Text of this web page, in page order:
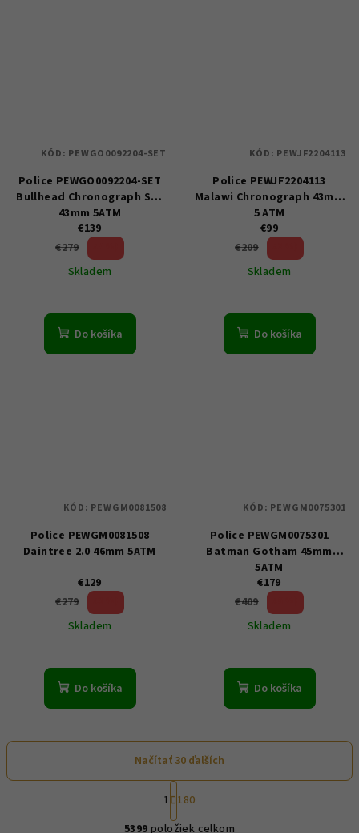
Police PEWGO0092204-SET
Bullhead Chronograph Set
43mm 5ATM
€139
€279
Skladem
Do košíka
KÓD: PEWGO0092204-SET
Police PEWJF2204113
Malawi Chronograph 43mm
5 ATM
€99
€209
Skladem
Do košíka
KÓD: PEWJF2204113
Police PEWGM0081508
Daintree 2.0 46mm 5ATM
€129
€279
Skladem
Do košíka
KÓD: PEWGM0081508
Police PEWGM0075301
Batman Gotham 45mm
5ATM
€179
€409
Skladem
Do košíka
KÓD: PEWGM0075301
Načítať 30 ďalších
S
t
1 180
5399 položiek celkom